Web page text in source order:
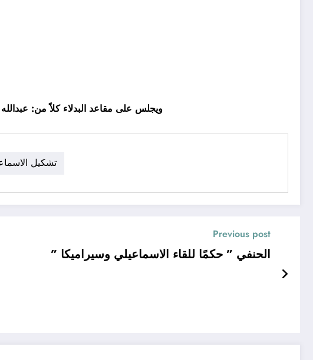
ويجلس على مقاعد البدلاء كلاً من:
تشكيل
Previous post
” الحنفي ” حكمًا للقاء الاسماعيلي وسيراميكا